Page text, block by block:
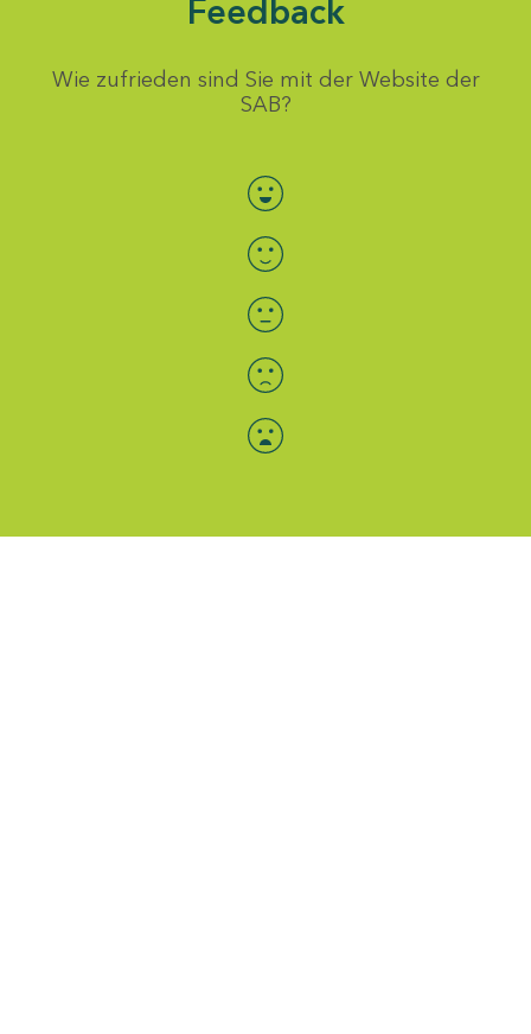
Feedback
Wie zufrieden sind Sie mit der Website der
SAB?
Bewertung auswählen